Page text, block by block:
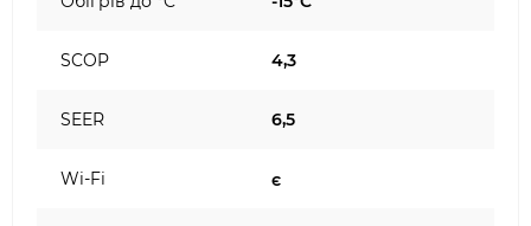
SCOP 4,3
SEER 6,5
Wi-Fi є